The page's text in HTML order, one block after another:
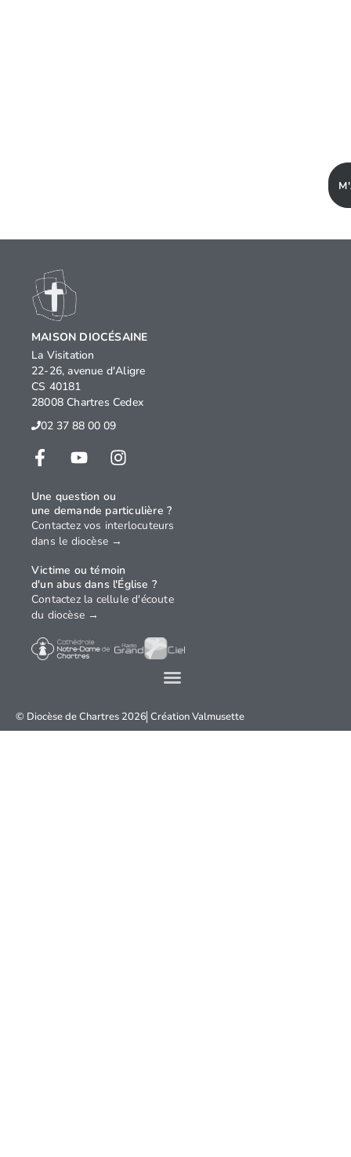
© Diocèse de Chartres 2026 CréationValmusette
MAISON DIOCÉSAINE
La Visitation
22-26, avenue d'Aligre
CS 40181
28008 Chartres Cedex
02 37 88 00 09
Une question ou
une demande particulière ?
Contactez vos interlocuteurs
dans le diocèse →
Victime ou témoin
d'un abus dans l'Église ?
Contactez la cellule d'écoute
du diocèse →